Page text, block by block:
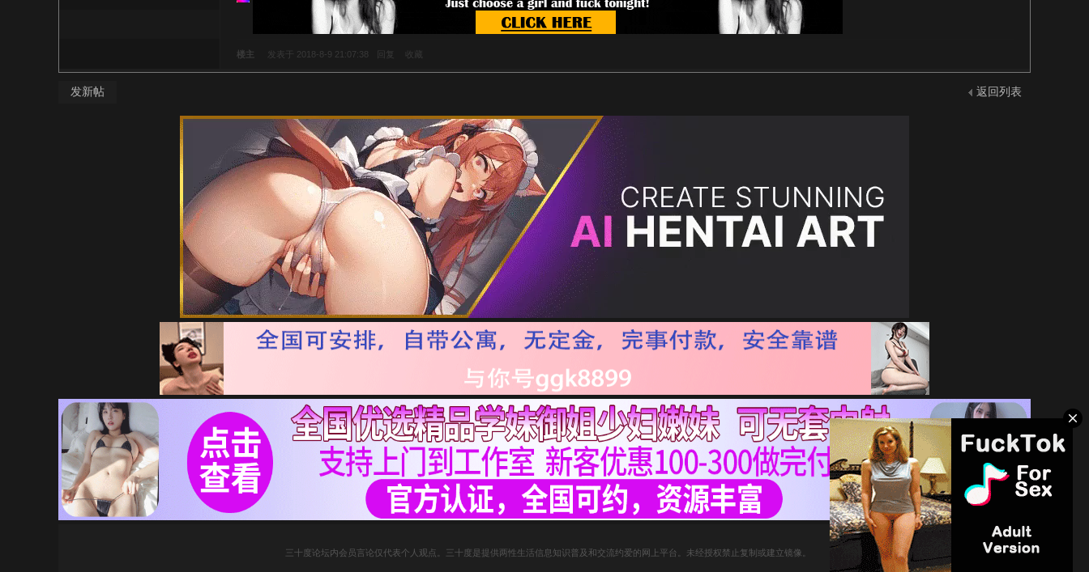
楼主 发表于 2018-8-9 21:07:38 回复 收藏
返回列表
发新帖
三十度论坛内会员言论仅代表个人观点。三十度是提供两性生活信息知识普及和交流约爱的网上平台。未经授权禁止复制或建立镜像。